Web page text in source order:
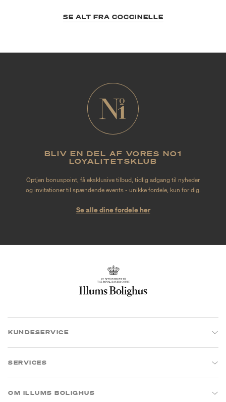
SE ALT FRA COCCINELLE
BLIV EN DEL AF VORES NO1
LOYALITETSKLUB
Optjen bonuspoint, få eksklusive tilbud, tidlig adgang til nyheder
og invitationer til spændende events - unikke fordele, kun for dig.
Se alle dine fordele her
KUNDESERVICE
SERVICES
OM ILLUMS BOLIGHUS